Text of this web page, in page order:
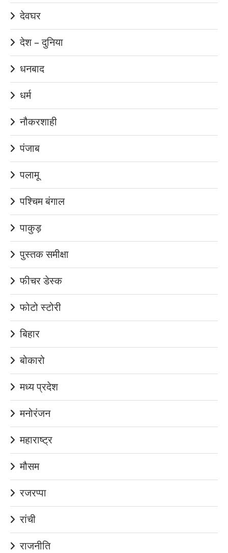
देवघर
देश – दुनिया
धनबाद
धर्म
नौकरशाही
पंजाब
पलामू
पश्चिम बंगाल
पाकुड़
पुस्तक समीक्षा
फीचर डेस्क
फोटो स्टोरी
बिहार
बोकारो
मध्य प्रदेश
मनोरंजन
महाराष्ट्र
मौसम
रजरप्पा
रांची
राजनीति